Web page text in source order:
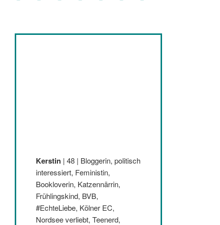
Kerstin | 48 | Bloggerin, politisch
interessiert, Feministin,
Bookloverin, Katzennärrin,
Frühlingskind, BVB,
#EchteLiebe, Kölner EC,
Nordsee verliebt, Teenerd,